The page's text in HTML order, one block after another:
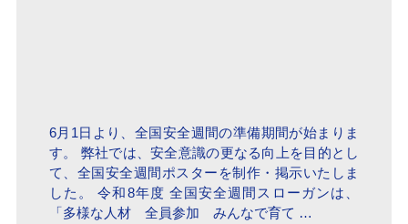
6月1日より、全国安全週間の準備期間が始まりま
す。 弊社では、安全意識の更なる向上を目的とし
て、全国安全週間ポスターを制作・掲示いたしま
した。 令和8年度 全国安全週間スローガンは、
「多様な人材 全員参加 みんなで育て …